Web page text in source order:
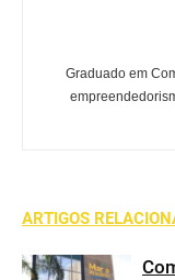
Graduado em
ARTIGOS